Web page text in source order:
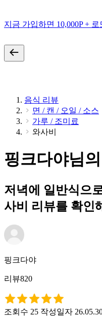
지금 가입하면 10,000P +
음식 리뷰
면 / 캔 / 오일 / 소스
가루 / 조미료
와사비
핑크다야님
저녁에 일반식으
사비 리뷰를 확인
핑크다야
리뷰820
조회수 25 작성일자